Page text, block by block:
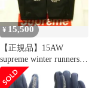
¥ 15,500
【正規品】15AW
supreme winter runners
glove